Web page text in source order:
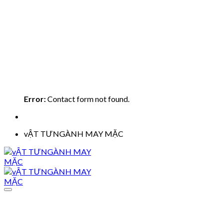
Error:Contact form not found.
vẬT TƯNGÀNH MAY MẶC